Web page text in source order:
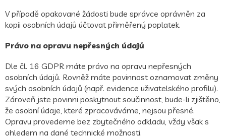
V případě opakované žádosti bude správce oprávněn za
kopii osobních údajů účtovat přiměřený poplatek.
Právo na opravu nepřesných údajů
Dle čl. 16 GDPR máte právo na opravu nepřesných
osobních údajů. Rovněž máte povinnost oznamovat změny
svých osobních údajů (např. evidence uživatelského profilu).
Zároveň jste povinni poskytnout součinnost, bude-li zjištěno,
že osobní údaje, které zpracováváme, nejsou přesné.
Opravu provedeme bez zbytečného odkladu, vždy však s
ohledem na dané technické možnosti.